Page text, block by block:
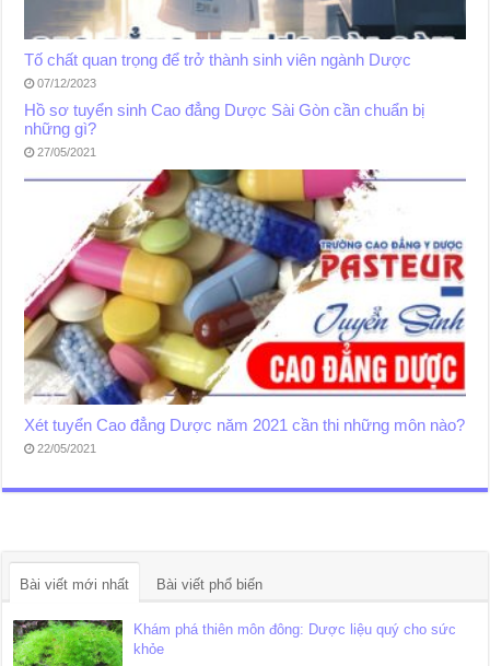
Tố chất quan trọng để trở thành sinh viên ngành Dược
07/12/2023
Hồ sơ tuyển sinh Cao đẳng Dược Sài Gòn cần chuẩn bị
những gì?
27/05/2021
Xét tuyển Cao đẳng Dược năm 2021 cần thi những môn nào?
22/05/2021
Bài viết mới nhất Bài viết phổ biến
Khám phá thiên môn đông: Dược liệu quý cho sức
khỏe